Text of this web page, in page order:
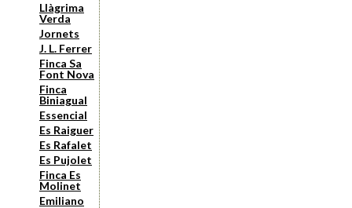
Llàgrima
Verda
Jornets
J. L. Ferrer
Finca Sa
Font Nova
Finca
Biniagual
Essencial
Es Raiguer
Es Rafalet
Es Pujolet
Finca Es
Molinet
Emiliano